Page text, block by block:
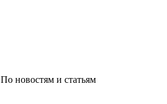
По новостям и статьям